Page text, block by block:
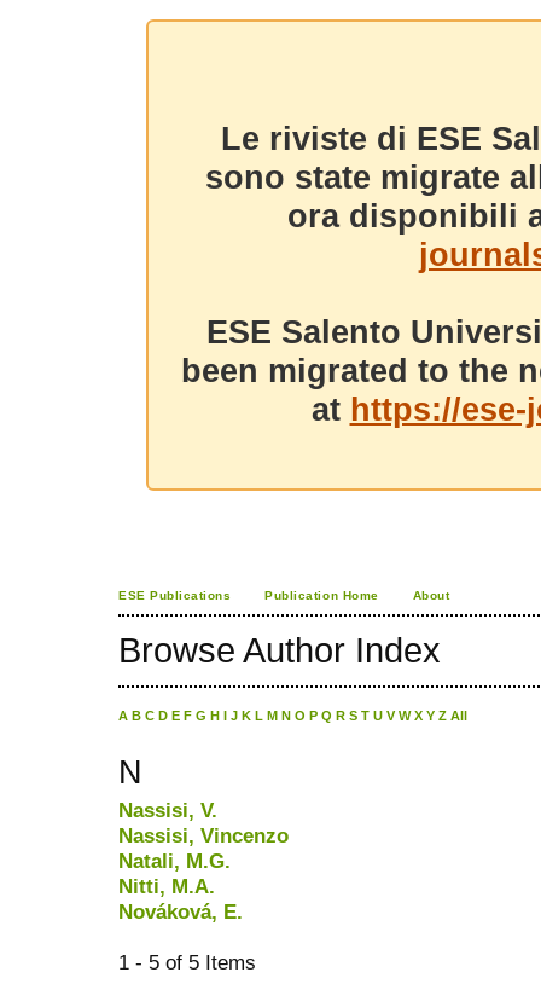
Le riviste di ESE
sono state migrate
ora disponibili
ESE Salento
been migrated to the
at https://
ESE Publications Publication Home About
Browse Author Index
A B C D E F G H I J K L M N O P Q R S T U V W X Y Z All
N
Nassisi, V.
Nassisi, Vincenzo
Natali, M.G.
Nitti, M.A.
Nováková, E.
1 - 5 of 5 Items